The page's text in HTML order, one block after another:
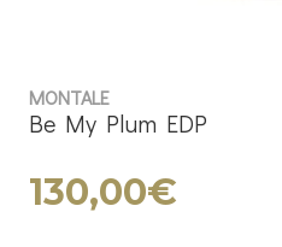
MONTALE
Be My Plum EDP
130,00€